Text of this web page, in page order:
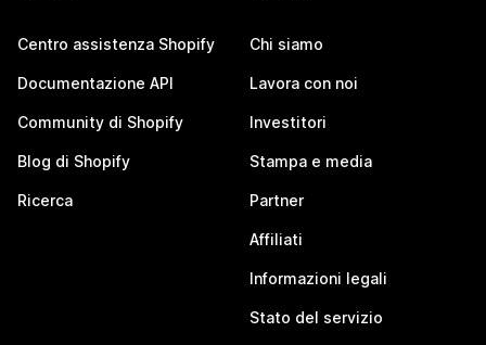
Centro assistenza Shopify
Documentazione API
Community di Shopify
Blog di Shopify
Ricerca
Chi siamo
Lavora con noi
Investitori
Stampa e media
Partner
Affiliati
Informazioni legali
Stato del servizio